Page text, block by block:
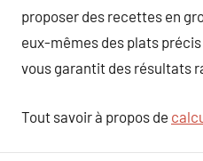
proposer des recettes en
eux-mêmes des plats
vous garantit des résultats
Tout savoir à propos de